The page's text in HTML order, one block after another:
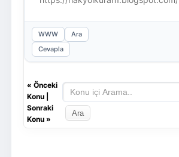
WWW
Ara
Cevapla
« Önceki
Konu|
Sonraki
Konu»